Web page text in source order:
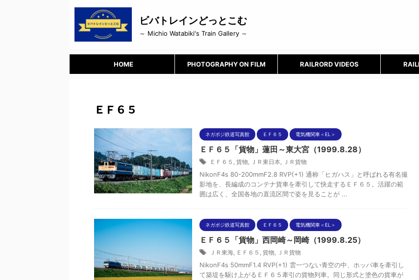
ビバトレインどっとこむ
～ Michio Watabiki's Train Gallery ～
HOME PHOTOGRAPHY ON FILM RAILRORD VIDEOS
ＥＦ６５
ネガポジ鉄道写真館 ＥＦ６５ 電気機関車＜EL＞
ＥＦ６５「貨物」蓮田～東大宮（1999.8.28）
ＥＦ６５ , 貨物, ＪＲ東日本, ＪＲ貨物
NikonF4s 80-200mmF2.8 RVP(+1) 通称「ヒガハス」と呼ばれる有名撮
影地を、長編成のコンテナ貨車を牽引して快走するＥＦ６５。活躍の範
囲は広く、全国各地の直流区間で姿を見ることが ...
ネガポジ鉄道写真館 ＥＦ６５ 電気機関車＜EL＞
ＥＦ６５「貨物」西岡崎～岡崎（1999.8.25）
ＪＲ東海, ＥＦ６５ , 貨物, ＪＲ貨物
NikonF4s 50mmF1.4 RVP(+1) 雲一つない青空の中、ホッパ車を牽引し
て築堤を駆け上がるＥＦ６５牽引の貨物列車。同じ形式と塗色の貨車が